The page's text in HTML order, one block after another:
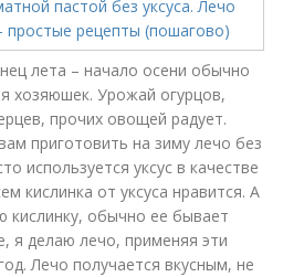
лета – начало осени обычно
хозяюшек. Урожай огурцов,
прочих овощей радует.
приготовить на зиму лечо без
используется уксус в качестве
кислинка от уксуса нравится. А
обычно ее бывает
я делаю лечо, применяя эти
Лечо получается вкусным, не